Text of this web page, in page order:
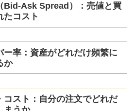
Bid-Ask Spread）：売値と買
たコスト
ー率：資産がどれだけ頻繁に
か
コスト：自分の注文でどれだ